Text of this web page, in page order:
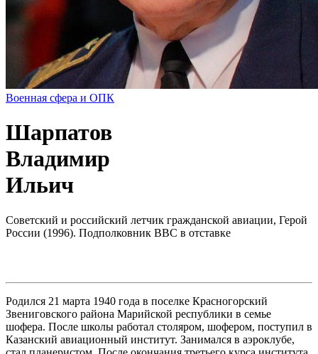
Военная сфера и ОПК
Шарпатов
Владимир
Ильич
Советский и российский летчик гражданской авиации, Герой
России (1996). Подполковник ВВС в отставке
Родился 21 марта 1940 года в поселке Красногорский
Звениговского района Марийской республики в семье
шофера. После школы работал столяром, шофером, поступил в
Казанский авиационный институт. Занимался в аэроклубе,